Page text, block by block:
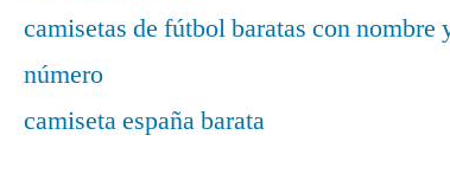
camisetas de fútbol baratas con nombre
número
camiseta españa barata